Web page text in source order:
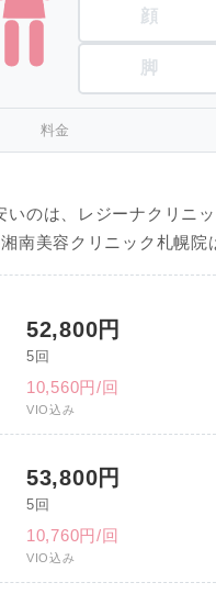
顔
脚
料金
のは、レジーナクリニ
南美容クリニック札幌
52,800円
5回
10,560円/回
VIO込み
53,800円
5回
10,760円/回
VIO込み